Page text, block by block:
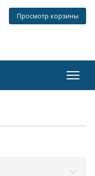
Просмотр корзины